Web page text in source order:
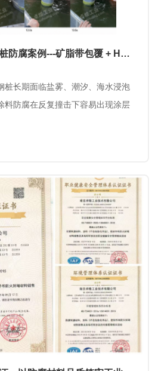
俄罗斯高纬度海域钢桩防腐案例---矿脂带包覆 + HDPE护甲如何应对冰凌冲击
桩长期面临盐雾、潮汐、海水浸泡
料防腐在反复撞击下容易出现涂层
案，内层负责密封防腐，外层承
体使用效果良好。